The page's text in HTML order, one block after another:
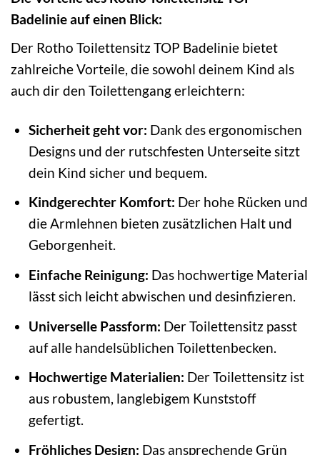
Badelinie auf einen Blick:
Der Rotho Toilettensitz TOP Badelinie bietet
zahlreiche Vorteile, die sowohl deinem Kind als
auch dir den Toilettengang erleichtern:
Sicherheit geht vor: Dank des ergonomischen
Designs und der rutschfesten Unterseite sitzt
dein Kind sicher und bequem.
Kindgerechter Komfort: Der hohe Rücken und
die Armlehnen bieten zusätzlichen Halt und
Geborgenheit.
Einfache Reinigung: Das hochwertige Material
lässt sich leicht abwischen und desinfizieren.
Universelle Passform: Der Toilettensitz passt
auf alle handelsüblichen Toilettenbecken.
Hochwertige Materialien: Der Toilettensitz ist
aus robustem, langlebigem Kunststoff
gefertigt.
Fröhliches Design: Das ansprechende Grün